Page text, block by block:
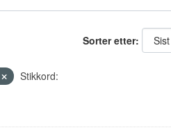
Sorter etter
Stikkord: